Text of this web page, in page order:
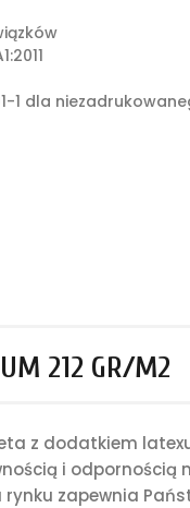
1 dla
212 GR/M2
z dodatkiem
i odpornością
zapewnia